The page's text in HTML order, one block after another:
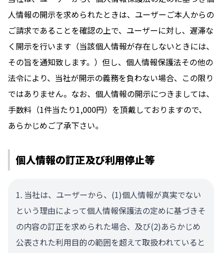
人情報の開示を求められたときは、ユーザーご本人からの
ご請求であることを確認の上で、ユーザーに対し、遅滞な
く開示を行います（当該個人情報が存在しないときには、
その旨を通知致します。）但し、個人情報保護法その他の
法令により、当社が開示の義務を負わない場合、この限り
ではありません。なお、個人情報の開示につきましては、
手数料（1件当たり1,000円）を頂戴しておりますので、
あらかじめご了承下さい。
個人情報の訂正及び利用停止等
当社は、ユーザーから、(1)個人情報が真実でない
という理由によって個人情報保護法の定めに基づきそ
の内容の訂正を求められた場合、及び(2)あらかじめ
公表された利用目的の範囲を超えて取扱われていると